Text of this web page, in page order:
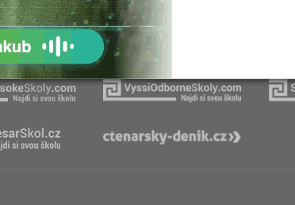
Naše projekty